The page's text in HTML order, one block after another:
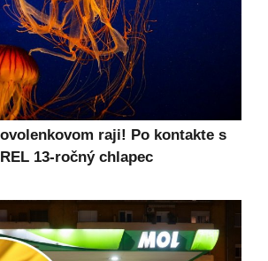
raji! Po kontakte s
13-ročný chlapec